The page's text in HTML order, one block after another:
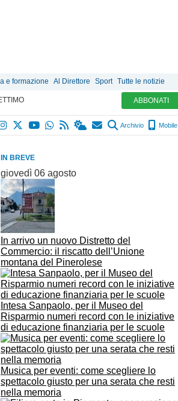
e formazione Al Direttore Sport Tutte le notizie
ABBONATI
Archivio Mobile
IN BREVE
giovedì 06 agosto
In arrivo un nuovo Distretto del
Commercio: il riscatto dell’Unione
montana del Pinerolese
Intesa Sanpaolo, per il Museo del
Risparmio numeri record con le iniziative
di educazione finanziaria per le scuole
Musica per eventi: come scegliere lo
spettacolo giusto per una serata che resti
nella memoria